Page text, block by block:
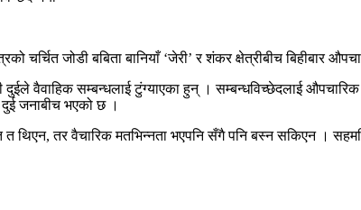
चर्चित जोडी बबिता बानियाँ ‘जेरी’ र शंकर क्षेत्रीबीच बिहीबार
दुईले वैवाहिक सम्बन्धलाई टुंग्याएका हुन् । सम्बन्धविच्छेदलाई
जनाबीच भएको छ ।
थिएन, तर वैचारिक मतभिन्नता भएपनि सँगै पनि बस्न सकिएन ।